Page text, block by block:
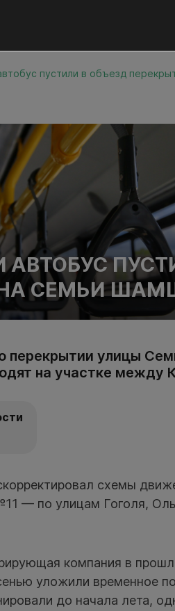
пустили в объезд
НА СЕМЬИ
перекрытии улицы
на участке между
схемы
— по улицам Гоголя,
компания в
уложили временное
до начала лета,